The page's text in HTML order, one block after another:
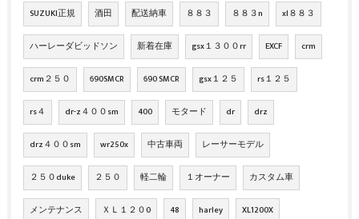
SUZUKI正規 酒田 配送納車 ８８３ ８８３n xl８８３
ハーレーダビッドソン 新着在庫 gsx１３００rr EXCF crm
crm２５０ 690SMCR 690 SMCR gsx１２５ rs１２５
rs４ dr-z４００sm 400 モタード dr drz
drz４００sm wr250x 中古車両 レーサーモデル
２５０duke ２５０ 軽二輪 １オーナー カスタム車
メンテナンス ＸＬ１２０0 48 harley XL1200X